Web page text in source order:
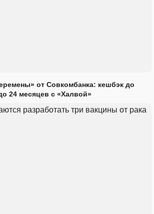
от Совкомбанка: кешбэк до
24 месяцев с «Халвой»